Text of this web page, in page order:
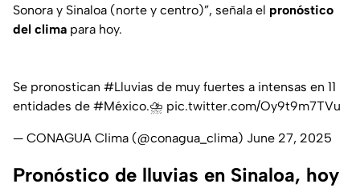
Sonora y Sinaloa (norte y centro)”, señala el pronóstico
del clima para hoy.
Se pronostican #Lluvias de muy fuertes a intensas en 11
entidades de #México.⛈️ pic.twitter.com/Oy9t9m7TVu
— CONAGUA Clima (@conagua_clima) June 27, 2025
Pronóstico de lluvias en Sinaloa, hoy